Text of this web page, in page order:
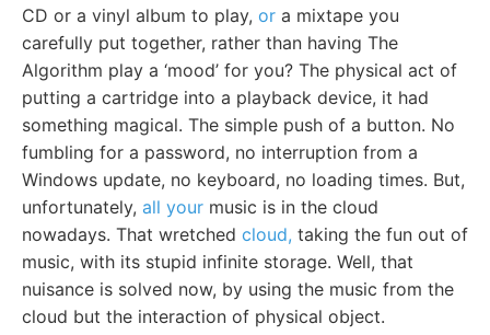
CD or a vinyl album to play, or a mixtape you
carefully put together, rather than having The
Algorithm play a ‘mood’ for you? The physical act of
putting a cartridge into a playback device, it had
something magical. The simple push of a button. No
fumbling for a password, no interruption from a
Windows update, no keyboard, no loading times. But,
unfortunately, all your music is in the cloud
nowadays. That wretched cloud, taking the fun out of
music, with its stupid infinite storage. Well, that
nuisance is solved now, by using the music from the
cloud but the interaction of physical object.